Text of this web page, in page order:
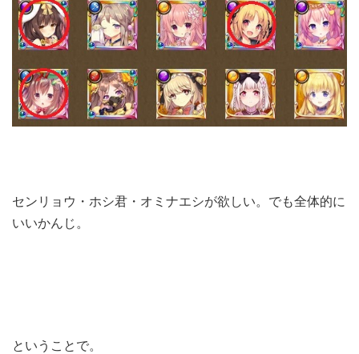
センリョウ・ホシ君・オミナエシが欲しい。でも全体的に
いいかんじ。
ということで。